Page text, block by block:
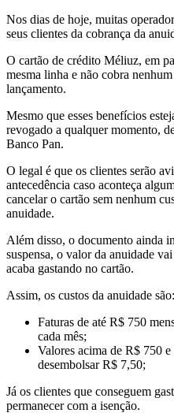
Nos dias de hoje, muitas
seus clientes da cobrança da
O cartão de crédito Méliuz, em
mesma linha e não cobra
lançamento.
Mesmo que esses benefícios
revogado a qualquer momento,
Banco Pan.
O legal é que os clientes serão
antecedência caso aconteça
cancelar o cartão sem nenhum
anuidade.
Além disso, o documento ainda
suspensa, o valor da anuidade
acaba gastando no cartão.
Assim, os custos da anuidade são:
Faturas de até R$ 750
cada mês;
Valores acima de R$ 750
desembolsar R$ 7,50;
Já os clientes que conseguem
permanecer com a isenção.